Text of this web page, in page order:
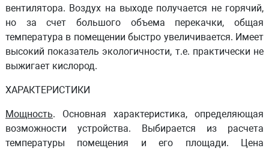
вентилятора. Воздух на выходе получается не горячий,
но за счет большого объема перекачки, общая
температура в помещении быстро увеличивается. Имеет
высокий показатель экологичности, т.е. практически не
выжигает кислород.
ХАРАКТЕРИСТИКИ
Мощность. Основная характеристика, определяющая
возможности устройства. Выбирается из расчета
температуры помещения и его площади. Цена